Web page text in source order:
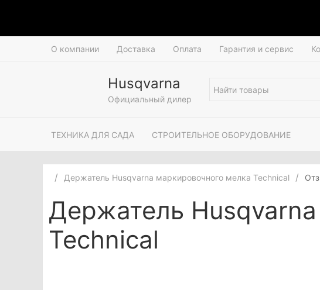
О компании Доставка Оплата Гарантия и сервис
Husqvarna
Официальный дилер
ТЕХНИКА ДЛЯ САДА СТРОИТЕЛЬНОЕ ОБОРУДОВАНИЕ
Держатель Husqvarna маркировочного мелка Technical
Держатель
Technical